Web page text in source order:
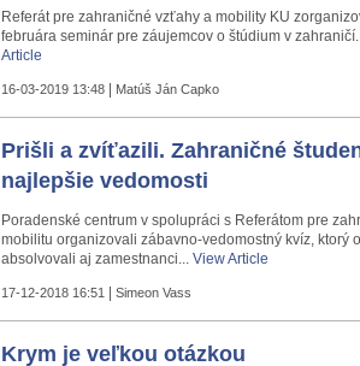
Referát pre zahraničné vzťahy a mobility KU
februára seminár pre záujemcov o štúdium v
Article
16-03-2019 13:48 Matúš Ján Capko
Prišli a zvíťazili. Zahraničné
najlepšie vedomosti
Poradenské centrum v spolupráci s Referátom pre
mobilitu organizovali zábavno-vedomostný kvíz, ktorý
absolvovali aj zamestnanci... View Article
17-12-2018 16:51 Simeon Vass
Krym je veľkou otázkou